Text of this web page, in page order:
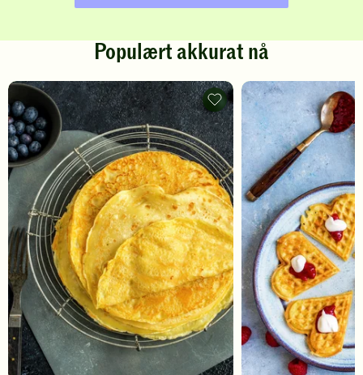
Populært akkurat nå
Pannekaker
-
legg
til
favoritter